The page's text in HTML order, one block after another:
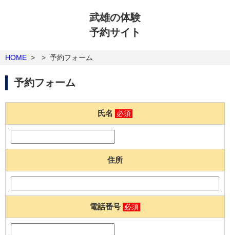
武雄の体験
予約サイト
HOME > > 予約フォーム
予約フォーム
氏名 必須
住所
電話番号 必須